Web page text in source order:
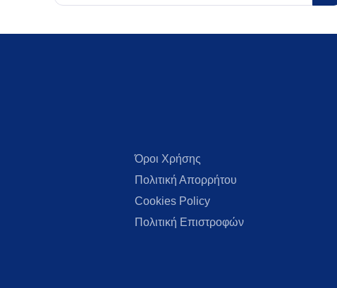
Όροι Χρήσης
Πολιτική Απορρήτου
Cookies Policy
Πολιτική Επιστροφών